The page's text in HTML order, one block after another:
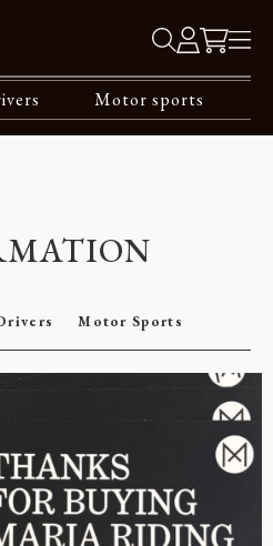
Motor sports
Motor Sports